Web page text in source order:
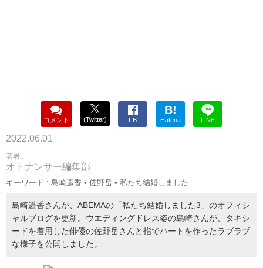
コメント (Twitter) FB
B!
Hatena LINE
2022.06.01
著者 :
オトナンサー編集部
キーワード : 島崎遥香 • 佐野岳 • 私たち結婚しました
島崎遥香さんが、ABEMAの「私たち結婚しました3」のオフィシ
ャルブログを更新。ウエディングドレス姿の島崎さんが、タキシ
ードを着用した俳優の佐野岳さんと指でハートを作ったラブラブ
な様子を公開しました。